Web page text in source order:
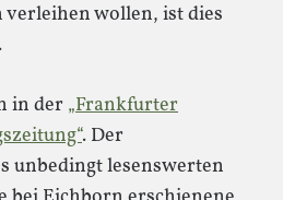
verleihen wollen, ist dies
in der „Frankfurter
. Der
unbedingt lesenswerten